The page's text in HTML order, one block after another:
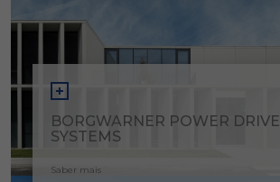
BORGWARNER POWER DRIVE
SYSTEMS
Saber mais